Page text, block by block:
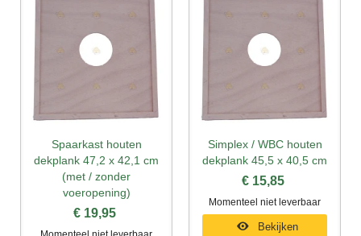
Spaarkast houten
dekplank 47,2 x 42,1 cm
(met / zonder
voeropening)
€ 19,95
Simplex / WBC houten
dekplank 45,5 x 40,5 cm
€ 15,85
Momenteel niet leverbaar
Bekijken